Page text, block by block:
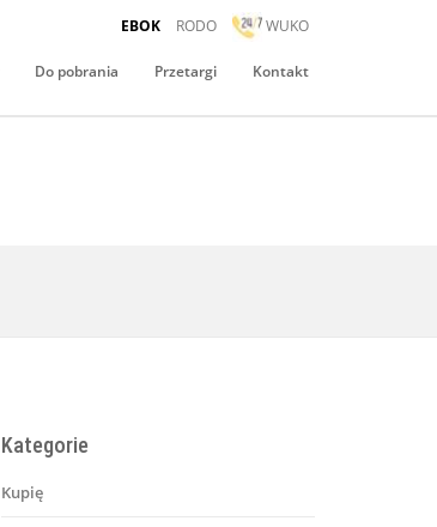
EBOK RODO
WUKO
Do pobrania Przetargi Kontakt
Kategorie
Kupię